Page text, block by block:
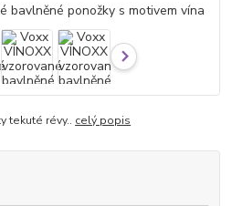
tekuté révy.. celý popis